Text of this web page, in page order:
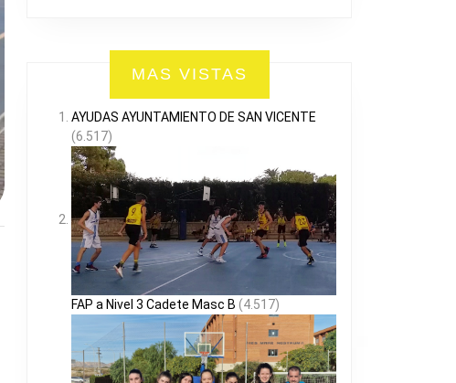
MAS VISTAS
AYUDAS AYUNTAMIENTO DE SAN VICENTE
(6.517)
FAP a Nivel 3 Cadete Masc B (4.517)